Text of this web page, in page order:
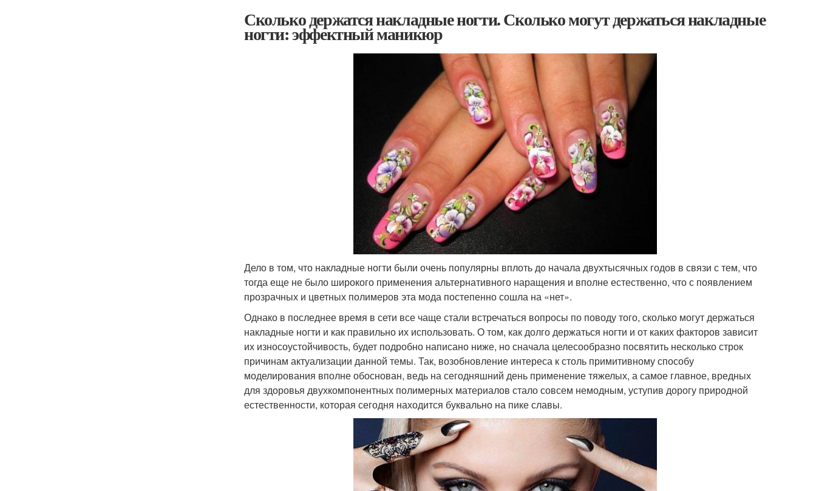
Сколько держатся накладные ногти. Сколько могут держаться накладные
ногти: эффектный маникюр
Дело в том, что накладные ногти были очень популярны вплоть до начала двухтысячных годов в связи с тем, что
тогда еще не было широкого применения альтернативного наращения и вполне естественно, что с появлением
прозрачных и цветных полимеров эта мода постепенно сошла на «нет».
Однако в последнее время в сети все чаще стали встречаться вопросы по поводу того, сколько могут держаться
накладные ногти и как правильно их использовать. О том, как долго держаться ногти и от каких факторов зависит
их износоустойчивость, будет подробно написано ниже, но сначала целесообразно посвятить несколько строк
причинам актуализации данной темы. Так, возобновление интереса к столь примитивному способу
моделирования вполне обоснован, ведь на сегодняшний день применение тяжелых, а самое главное, вредных
для здоровья двухкомпонентных полимерных материалов стало совсем немодным, уступив дорогу природной
естественности, которая сегодня находится буквально на пике славы.